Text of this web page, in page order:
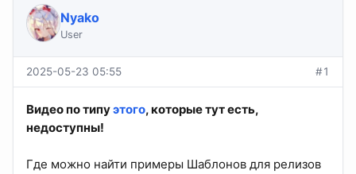
Nyako
User
2025-05-23 05:55 #1
Видео по типуэтого, которые тут есть,
недоступны!
Где можно найти примеры Шаблонов для релизов